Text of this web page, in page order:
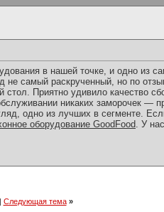
в нашей точке, и одно из
не самый раскрученный, но по
Приятно удивило качество
никаких заморочек —
одно из лучших в сегменте.
оборудование GoodFood. У
Следующая тема »